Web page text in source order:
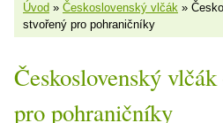
Úvod » Československý vlčák »
stvořený pro pohraničníky
Československý
pro pohraničníky